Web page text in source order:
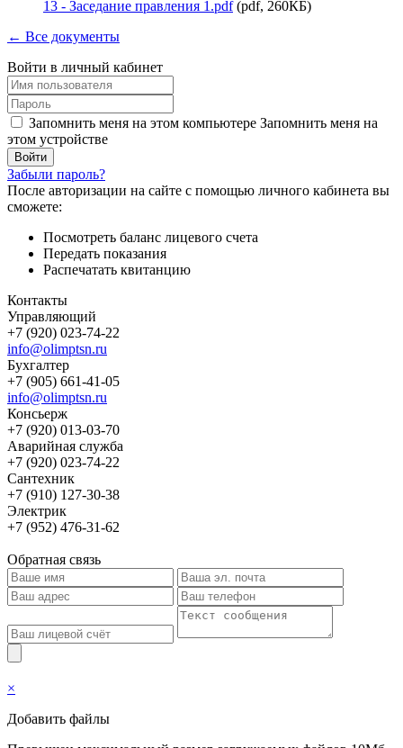
13 - Заседание правления 1.pdf(pdf, 260КБ)
← Все документы
Войти в личный кабинет
Запомнить меня на этом компьютере Запомнить меня на
этом устройстве
Забыли пароль?
После авторизации на сайте с помощью личного кабинета вы
сможете:
Посмотреть баланс лицевого счета
Передать показания
Распечатать квитанцию
Контакты
Управляющий
+7 (920) 023-74-22
info@olimptsn.ru
Бухгалтер
+7 (905) 661-41-05
info@olimptsn.ru
Консьерж
+7 (920) 013-03-70
Аварийная служба
+7 (920) 023-74-22
Сантехник
+7 (910) 127-30-38
Электрик
+7 (952) 476-31-62
Обратная связь
×
Добавить файлы